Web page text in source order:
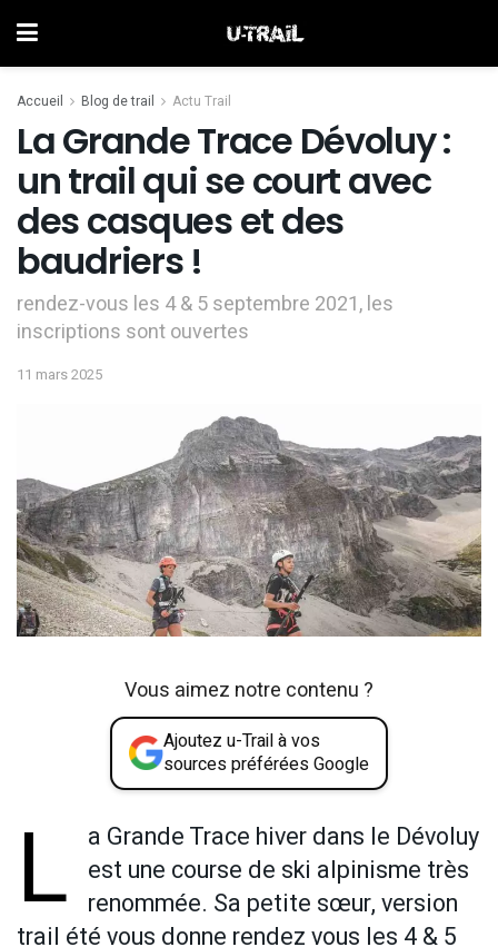
Accueil Blog de trail Actu Trail
La Grande Trace Dévoluy :
un trail qui se court avec
des casques et des
baudriers !
rendez-vous les 4 & 5 septembre 2021, les
inscriptions sont ouvertes
11 mars 2025
Vous aimez notre contenu ?
Ajoutez u-Trail à vos
sources préférées Google
L
a Grande Trace hiver dans le Dévoluy
est une course de ski alpinisme très
renommée. Sa petite sœur, version
trail été vous donne rendez vous les 4 & 5